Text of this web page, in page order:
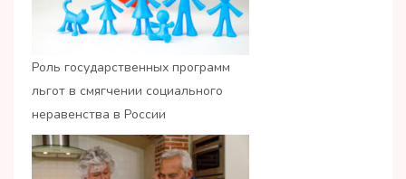
Роль государственных программ
льгот в смягчении социального
неравенства в России